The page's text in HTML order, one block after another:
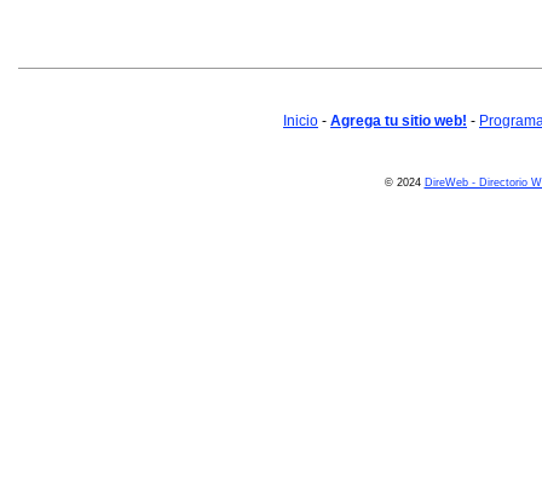
Inicio - Agrega tu sitio web! -
© 2024 DireWeb - Directorio